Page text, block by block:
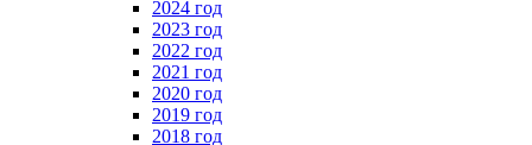
2024 год
2023 год
2022 год
2021 год
2020 год
2019 год
2018 год